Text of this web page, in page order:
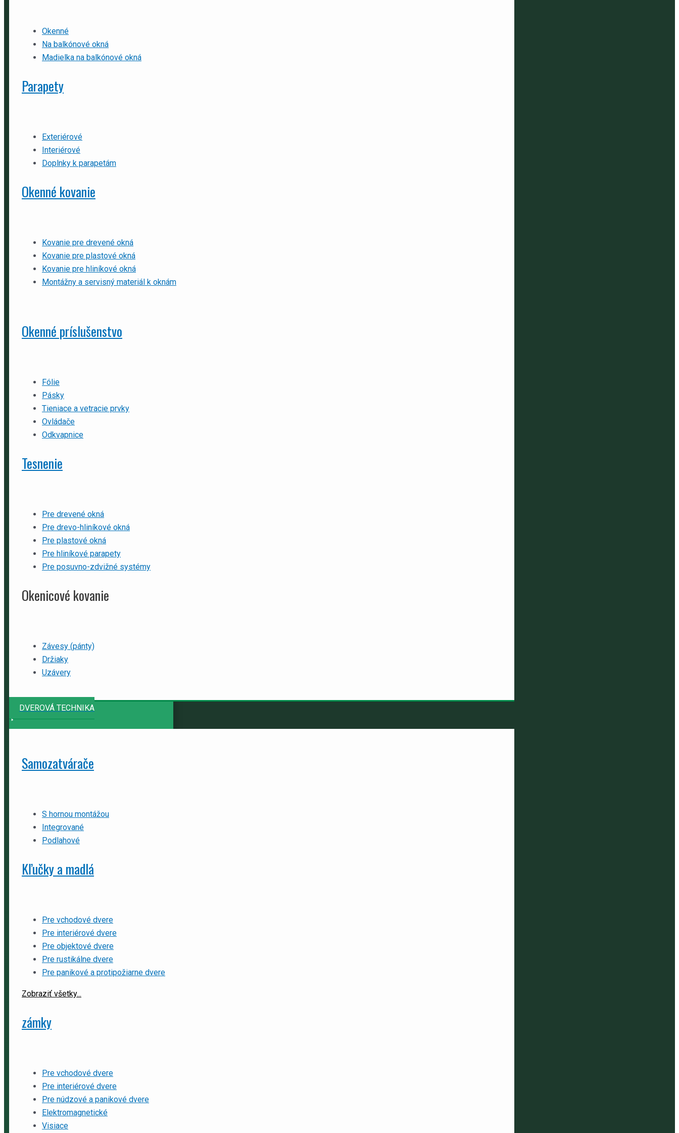
Okenné
Na balkónové okná
Madielka na balkónové okná
Parapety
Exteriérové
Interiérové
Doplnky k parapetám
Okenné kovanie
Kovanie pre drevené okná
Kovanie pre plastové okná
Kovanie pre hliníkové okná
Montážny a servisný materiál k oknám
Okenné príslušenstvo
Fólie
Pásky
Tieniace a vetracie prvky
Ovládače
Odkvapnice
Tesnenie
Pre drevené okná
Pre drevo-hliníkové okná
Pre plastové okná
Pre hliníkové parapety
Pre posuvno-zdvižné systémy
Okenicové kovanie
Závesy (pánty)
Držiaky
Uzávery
DVEROVÁ TECHNIKA
Samozatvárače
S hornou montážou
Integrované
Podlahové
Kľučky a madlá
Pre vchodové dvere
Pre interiérové dvere
Pre objektové dvere
Pre rustikálne dvere
Pre panikové a protipožiarne dvere
Zobraziť všetky...
zámky
Pre vchodové dvere
Pre interiérové dvere
Pre núdzové a panikové dvere
Elektromagnetické
Visiace